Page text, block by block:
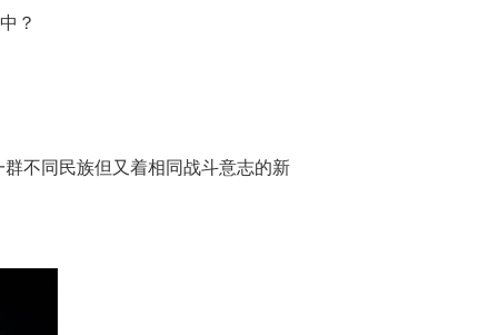
？
不同民族但又着相同战斗意志的新